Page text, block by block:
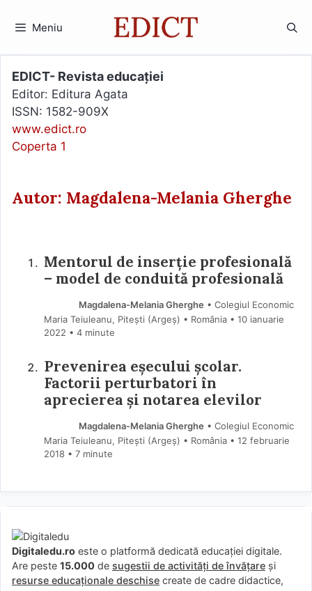
Meniu
EDICT- Revista educației
Editor: Editura Agata
ISSN: 1582-909X
www.edict.ro
Coperta 1
Autor: Magdalena-Melania Gherghe
Mentorul de inserție profesională
– model de conduită profesională
Magdalena-Melania Gherghe • Colegiul Economic
Maria Teiuleanu, Pitești (Argeş) • România
10 ianuarie
2022 • 4 minute
Prevenirea eșecului școlar.
Factorii perturbatori în
aprecierea și notarea elevilor
Magdalena-Melania Gherghe • Colegiul Economic
Maria Teiuleanu, Pitești (Argeş) • România
12 februarie
2018 • 7 minute
Digitaledu.ro este o platformă dedicată educației digitale.
Are peste 15.000 de sugestii de activități de învățare și
resurse educaționale deschise create de cadre didactice,